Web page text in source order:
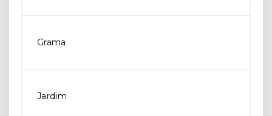
Grama
Jardim